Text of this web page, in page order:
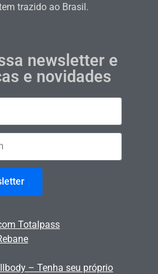
trazido ao Brasil.
newsletter e
e novidades
Totalpass
– Tenha seu próprio